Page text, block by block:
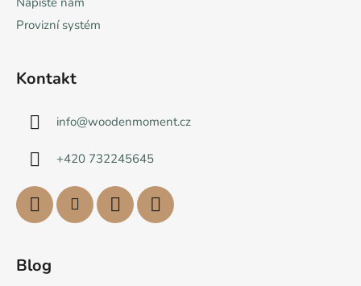
Provizní systém
Kontakt
info@woodenmoment.cz
+420 732245645
Blog